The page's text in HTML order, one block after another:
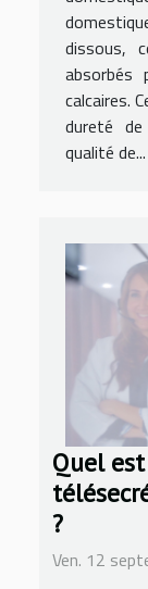
dissous,
absorbés
calcaires.
dureté
qualité de...
Quel
?
Ven. 12